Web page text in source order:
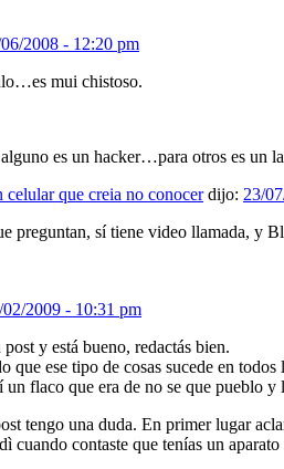
2008 - 12:20 pm
mui chistoso.
es un hacker…para otros es un
que creia no conocerdijo: 23/
preguntan, sí tiene video llamada, y
02/2009 - 10:31 pm
y está bueno, redactás bien.
que ese tipo de cosas sucede en todos
flaco que era de no se que pueblo
tengo una duda. En primer lugar
cuando contaste que tenías un